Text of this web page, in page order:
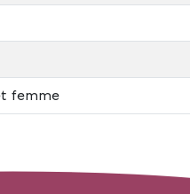
femme